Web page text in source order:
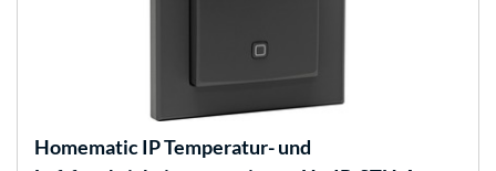
Homematic IPTemperatur- und